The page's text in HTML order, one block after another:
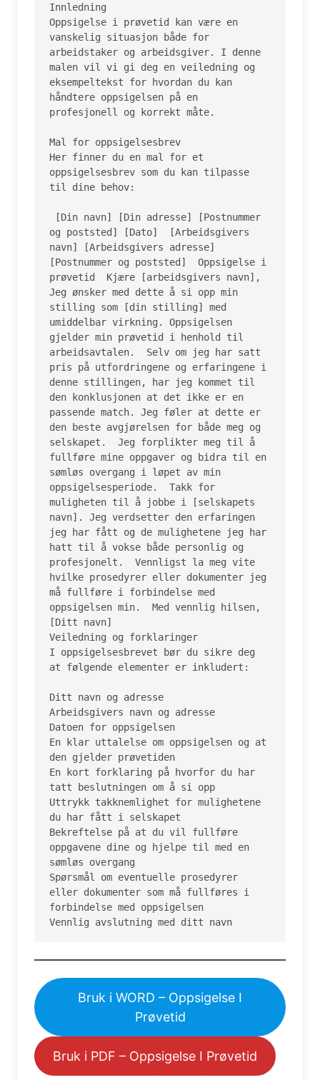
Innledning
Oppsigelse i prøvetid kan være en
vanskelig situasjon både for
arbeidstaker og arbeidsgiver. I denne
malen vil vi gi deg en veiledning og
eksempeltekst for hvordan du kan
håndtere oppsigelsen på en
profesjonell og korrekt måte.
Mal for oppsigelsesbrev
Her finner du en mal for et
oppsigelsesbrev som du kan tilpasse
til dine behov:
og poststed] [Dato]  [Arbeidsgivers
navn] [Arbeidsgivers adresse]
[Postnummer og poststed]  Oppsigelse i
prøvetid  Kjære [arbeidsgivers navn],
Jeg ønsker med dette å si opp min
stilling som [din stilling] med
umiddelbar virkning. Oppsigelsen
gjelder min prøvetid i henhold til
arbeidsavtalen.  Selv om jeg har satt
pris på utfordringene og erfaringene i
denne stillingen, har jeg kommet til
den konklusjonen at det ikke er en
passende match. Jeg føler at dette er
den beste avgjørelsen for både meg og
selskapet.  Jeg forplikter meg til å
fullføre mine oppgaver og bidra til en
sømløs overgang i løpet av min
oppsigelsesperiode.  Takk for
muligheten til å jobbe i [selskapets
navn]. Jeg verdsetter den erfaringen
jeg har fått og de mulighetene jeg har
hatt til å vokse både personlig og
profesjonelt.  Vennligst la meg vite
hvilke prosedyrer eller dokumenter jeg
må fullføre i forbindelse med
oppsigelsen min.  Med vennlig hilsen,
[Ditt navn]
Veiledning og forklaringer
I oppsigelsesbrevet bør du sikre deg
at følgende elementer er inkludert:
Ditt navn og adresse
Arbeidsgivers navn og adresse
Datoen for oppsigelsen
En klar uttalelse om oppsigelsen og at
den gjelder prøvetiden
En kort forklaring på hvorfor du har
tatt beslutningen om å si opp
Uttrykk takknemlighet for mulighetene
du har fått i selskapet
Bekreftelse på at du vil fullføre
oppgavene dine og hjelpe til med en
sømløs overgang
Spørsmål om eventuelle prosedyrer
eller dokumenter som må fullføres i
forbindelse med oppsigelsen
Vennlig avslutning med ditt navn
Bruk i WORD – Oppsigelse I
Prøvetid
Bruk i PDF – Oppsigelse I Prøvetid